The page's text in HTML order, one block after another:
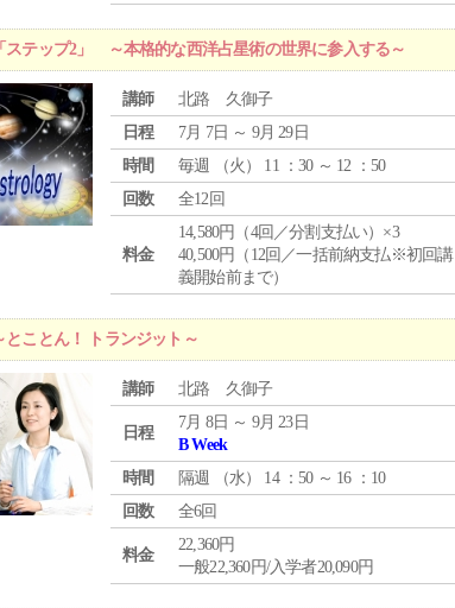
ステップ2」 ～本格的な西洋占星術の世界に参入する～
講師
北路 久御子
日程
7月 7日 ～ 9月 29日
時間
毎週 （火 ） 11 ：30 ～ 12 ：50
回数
全12回
料金
14,580円（4回／分割支払い）×3
40,500円（12回／一括前納支払※初回講
義開始前まで）
とことん！ トランジット～
講師 北路 久御子
日程
7月 8日 ～ 9月 23日
B Week
時間
隔週 （水） 14 ：50 ～ 16 ：10
回数
全6回
料金
22,360円
一般22,360円/入学者20,090円